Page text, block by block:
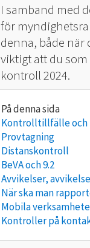
I samband med
för
denna, både när
viktigt att du
kontroll 2024.
Kontrolltillfälle
Provtagning
Distanskontroll
BeVA och 9.2
Avvikelser,
När ska man
Mobila
Kontroller på